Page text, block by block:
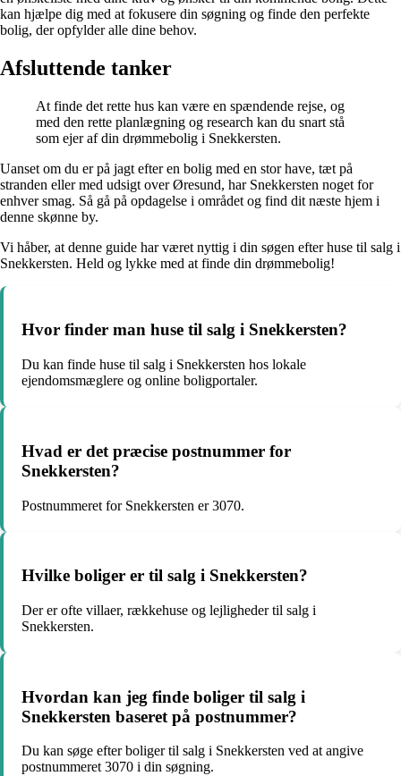
kan hjælpe dig med at fokusere din søgning og finde den perfekte
bolig, der opfylder alle dine behov.
Afsluttende tanker
At finde det rette hus kan være en spændende rejse, og
med den rette planlægning og research kan du snart stå
som ejer af din drømmebolig i Snekkersten.
Uanset om du er på jagt efter en bolig med en stor have, tæt på
stranden eller med udsigt over Øresund, har Snekkersten noget for
enhver smag. Så gå på opdagelse i området og find dit næste hjem i
denne skønne by.
Vi håber, at denne guide har været nyttig i din søgen efter huse til salg i
Snekkersten. Held og lykke med at finde din drømmebolig!
Hvor finder man huse til salg i Snekkersten?
Du kan finde huse til salg i Snekkersten hos lokale
ejendomsmæglere og online boligportaler.
Hvad er det præcise postnummer for
Snekkersten?
Postnummeret for Snekkersten er 3070.
Hvilke boliger er til salg i Snekkersten?
Der er ofte villaer, rækkehuse og lejligheder til salg i
Snekkersten.
Hvordan kan jeg finde boliger til salg i
Snekkersten baseret på postnummer?
Du kan søge efter boliger til salg i Snekkersten ved at angive
postnummeret 3070 i din søgning.